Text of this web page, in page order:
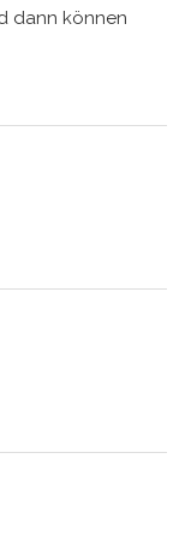
dann können